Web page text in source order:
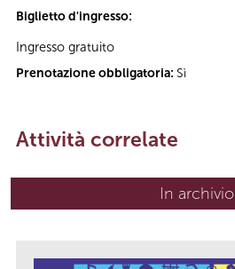
Biglietto d'ingresso:
Ingresso gratuito
Prenotazione obbligatoria: Sì
Attività correlate
In archivio